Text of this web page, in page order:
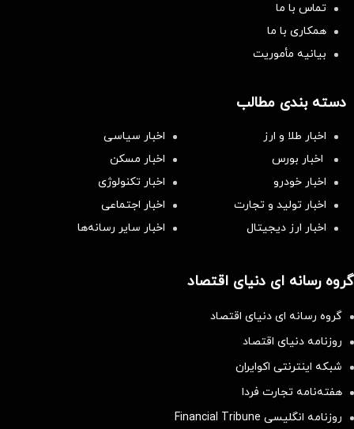
تماس با ما
همکاری با ما
بیانیه مأموریت
دسته بندی مطالب
اخبار طلا و ارز
اخبار سیاسی
اخبار بورس
اخبار مسکن
اخبار خودرو
اخبار تکنولوژی
اخبار تولید و تجارت
اخبار اجتماعی
اخبار ارز دیجیتال
اخبار سایر رسانه‌‌ها
گروه رسانه ای دنیای اقتصاد
گروه رسانه ای دنیای اقتصاد
روزنامه دنیای اقتصاد
شبکه اینترنتی اکوایران
هفته‌نامه تجارت فردا
روزنامه انگلیسی Financial Tribune